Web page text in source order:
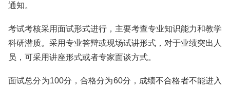
通知。
考试考核采用面试形式进行，主要考查专业知识能力和教学
科研潜质。采用专业答辩或现场试讲形式，对于业绩突出人
员，可采用讲座形式或者专家面谈方式。
面试总分为100分，合格分为60分，成绩不合格者不能进入